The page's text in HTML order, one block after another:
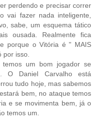
perdendo e precisar correr
vai fazer nada inteligente,
sabe, um esquema tático
ousada. Realmente fica
porque o Vitória é " MAIS
por isso.
um bom jogador se
O Daniel Carvalho está
tudo hoje, mas sabemos
bem, no ataque temos
e se movimenta bem, já o
temos um.